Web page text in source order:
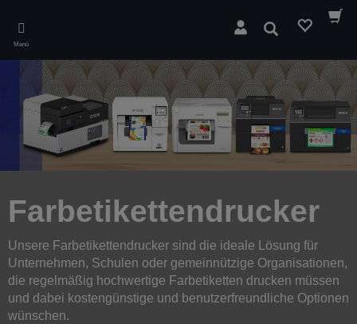
main
content
Menü
Suchen
Farbetikettendrucker
Unsere Farbetikettendrucker sind die ideale Lösung für
Unternehmen, Schulen oder gemeinnützige Organisationen,
die regelmäßig hochwertige Farbetiketten drucken müssen
und dabei kostengünstige und benutzerfreundliche Optionen
wünschen.